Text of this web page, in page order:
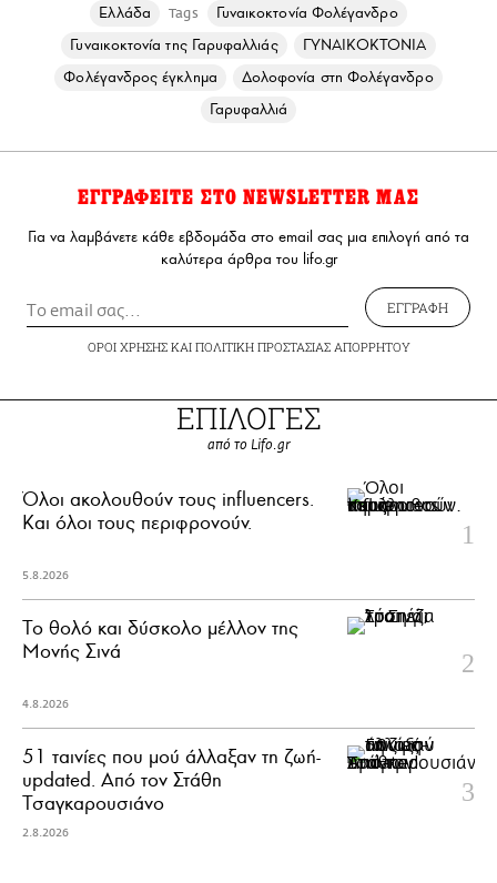
Ελλάδα Tags
Γυναικοκτονία Φολέγανδρο
Γυναικοκτονία της Γαρυφαλλιάς
ΓΥΝΑΙΚΟΚΤΟΝΙΑ
Φολέγανδρος έγκλημα
Δολοφονία στη Φολέγανδρο
Γαρυφαλλιά
ΕΓΓΡΑΦΕΙΤΕ ΣΤΟ NEWSLETTER ΜΑΣ
Για να λαμβάνετε κάθε εβδομάδα στο email σας μια επιλογή από τα
καλύτερα άρθρα του lifo.gr
ΕΓΓΡΑΦΗ
ΟΡΟΙ ΧΡΗΣΗΣΚΑΙ ΠΟΛΙΤΙΚΗ ΠΡΟΣΤΑΣΙΑΣ ΑΠΟΡΡΗΤΟΥ
ΕΠΙΛΟΓΕΣ
από το Lifo.gr
Όλοι ακολουθούν τους influencers.
Και όλοι τους περιφρονούν.
5.8.2026
Το θολό και δύσκολο μέλλον της
Μονής Σινά
4.8.2026
51 ταινίες που μού άλλαξαν τη ζωή-
updated. Aπό τον Στάθη
Τσαγκαρουσιάνο
2.8.2026